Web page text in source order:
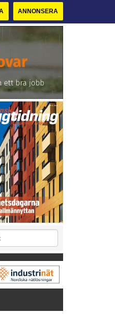
ANNONSERA